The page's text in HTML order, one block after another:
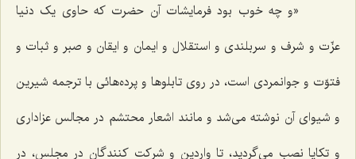
«و چه خوب بود فرمایشات آن حضرت که حاوی یک دنیا
عزّت و شرف و سربلندی و استقلال و ایمان و ایقان و صبر و ثبات و
فتوّت و جوانمردی است، در روی تابلوها و پرده‌هائی با ترجمه شیرین
و شیوای آن نوشته می‌شد و مانند اشعار محتشم در مجالس عزاداری
و تکایا نصب می‌گردید، تا واردین و شرکت کنندگان در مجلس، در